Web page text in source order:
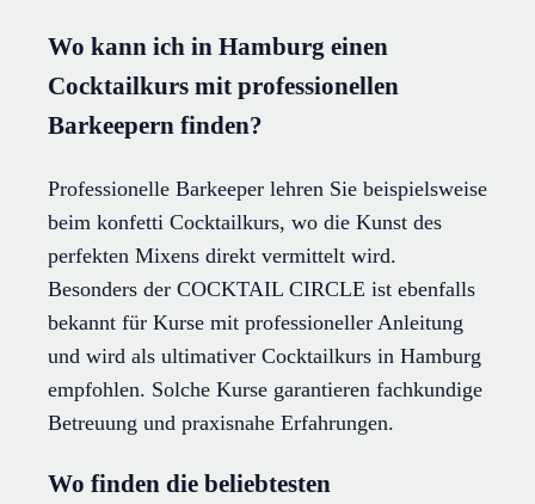
Wo kann ich in Hamburg einen
Cocktailkurs mit professionellen
Barkeepern finden?
Professionelle Barkeeper lehren Sie beispielsweise
beim konfetti Cocktailkurs, wo die Kunst des
perfekten Mixens direkt vermittelt wird.
Besonders der COCKTAIL CIRCLE ist ebenfalls
bekannt für Kurse mit professioneller Anleitung
und wird als ultimativer Cocktailkurs in Hamburg
empfohlen. Solche Kurse garantieren fachkundige
Betreuung und praxisnahe Erfahrungen.
Wo finden die beliebtesten